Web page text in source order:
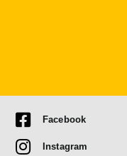
Facebook
Instagram